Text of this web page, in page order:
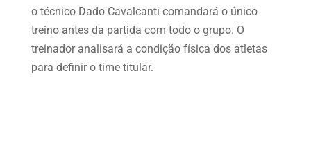
o técnico Dado Cavalcanti comandará o único
treino antes da partida com todo o grupo. O
treinador analisará a condição física dos atletas
para definir o time titular.